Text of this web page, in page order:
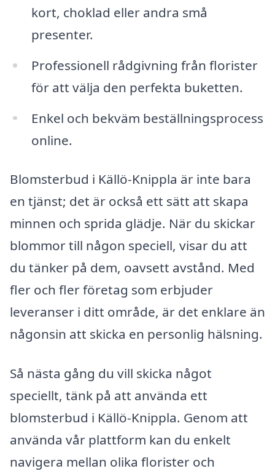
kort, choklad eller andra små
presenter.
Professionell rådgivning från florister
för att välja den perfekta buketten.
Enkel och bekväm beställningsprocess
online.
Blomsterbud i Källö-Knippla är inte bara
en tjänst; det är också ett sätt att skapa
minnen och sprida glädje. När du skickar
blommor till någon speciell, visar du att
du tänker på dem, oavsett avstånd. Med
fler och fler företag som erbjuder
leveranser i ditt område, är det enklare än
någonsin att skicka en personlig hälsning.
Så nästa gång du vill skicka något
speciellt, tänk på att använda ett
blomsterbud i Källö-Knippla. Genom att
använda vår plattform kan du enkelt
navigera mellan olika florister och